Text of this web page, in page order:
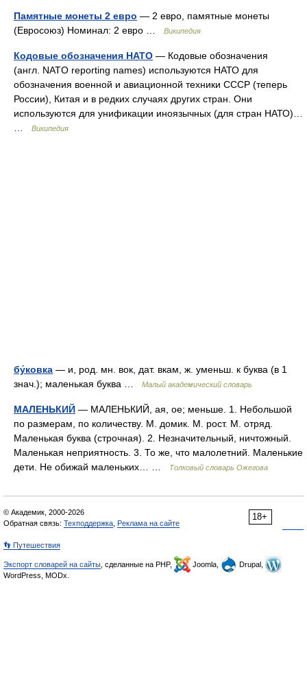
Памятные монеты 2 евро — 2 евро, памятные монеты
(Евросоюз) Номинал: 2 евро …
Википедия
Кодовые обозначения НАТО — Кодовые обозначения
(англ. NATO reporting names) используются НАТО для
обозначения военной и авиационной техники СССР (теперь
России), Китая и в редких случаях других стран. Они
используются для унификации иноязычных (для стран НАТО)…
Википедия
бу́ковка — и, род. мн. вок, дат. вкам, ж. уменьш. к буква (в 1
знач.); маленькая буква …
Малый академический словарь
МАЛЕНЬКИЙ — МАЛЕНЬКИЙ, ая, ое; меньше. 1. Небольшой
по размерам, по количеству. М. домик. М. рост. М. отряд.
Маленькая буква (строчная). 2. Незначительный, ничтожный.
Маленькая неприятность. 3. То же, что малолетний. Маленькие
дети. Не обижай маленьких… …
Толковый словарь Ожегова
18+
© Академик, 2000-2026
Обратная связь: Техподдержка Реклама на сайте
👣 Путешествия
Экспорт словарей на сайты , сделанные на PHP, Joomla,
Drupal,
WordPress, MODx.